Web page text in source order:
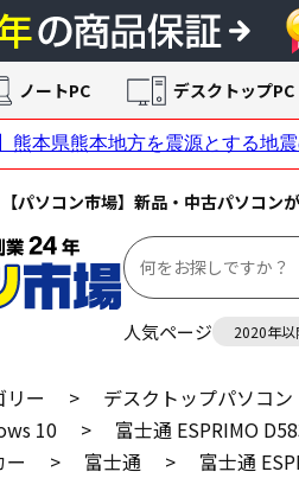
パソコン市場】新品・中古パソコン
人気ページ 2020年以
ノートPC デスクトップPC
リー > デスクトップパソコン
10 >
富士通 ESPRIMO
ー > 富士通 >
富士通